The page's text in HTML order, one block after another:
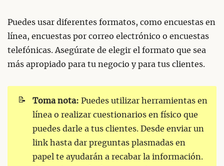
Puedes usar diferentes formatos, como encuestas en
línea, encuestas por correo electrónico o encuestas
telefónicas. Asegúrate de elegir el formato que sea
más apropiado para tu negocio y para tus clientes.
📝 Toma nota: Puedes utilizar herramientas en
línea o realizar cuestionarios en físico que
puedes darle a tus clientes. Desde enviar un
link hasta dar preguntas plasmadas en
papel te ayudarán a recabar la información.